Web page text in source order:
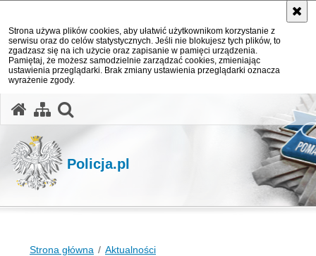
Strona używa plików cookies, aby ułatwić użytkownikom korzystanie z
serwisu oraz do celów statystycznych. Jeśli nie blokujesz tych plików, to
zgadzasz się na ich użycie oraz zapisanie w pamięci urządzenia.
Pamiętaj, że możesz samodzielnie zarządzać cookies, zmieniając
ustawienia przeglądarki. Brak zmiany ustawienia przeglądarki oznacza
wyrażenie zgody.
Policja.pl
Strona główna Aktualności